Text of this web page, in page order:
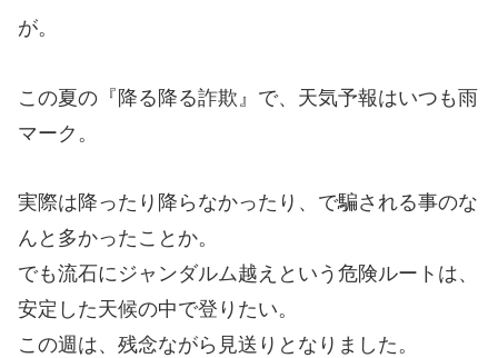
が。
この夏の『降る降る詐欺』で、天気予報はいつも雨
マーク。
実際は降ったり降らなかったり、で騙される事のな
んと多かったことか。
でも流石にジャンダルム越えという危険ルートは、
安定した天候の中で登りたい。
この週は、残念ながら見送りとなりました。